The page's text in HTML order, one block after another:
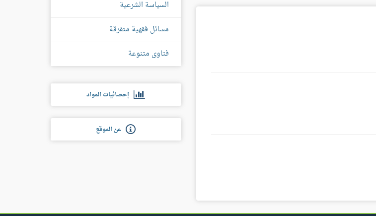
السياسة الشرعية
مسائل فقهية متفرقة
فتاوى متنوعة
إحصائيات المواد
عن الموقع